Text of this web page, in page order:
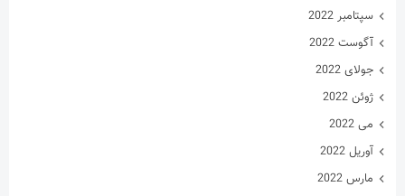
سپتامبر 2022
آگوست 2022
جولای 2022
ژوئن 2022
می 2022
آوریل 2022
مارس 2022